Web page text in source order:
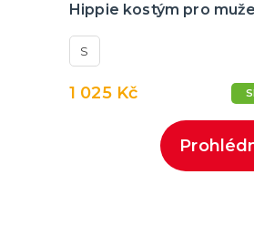
Hippie kostým pro muže
S
1 025 Kč